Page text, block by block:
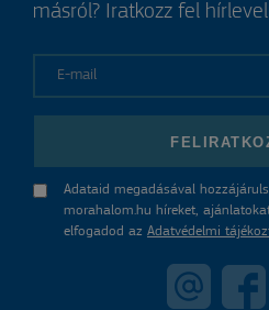
másról? Iratkozz fel
Adataid megadásával
morahalom.hu híreket,
elfogadod az Adatvédelmi